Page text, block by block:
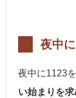
夜中
夜中に1123
い始まりを